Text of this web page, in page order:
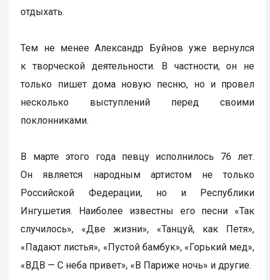
отдыхать.
Тем не менее Александр Буйнов уже вернулся
к творческой деятельности. В частности, он не
только пишет дома новую песню, но и провел
несколько выступлений перед своими
поклонниками.
В марте этого года певцу исполнилось 76 лет.
Он является народным артистом не только
Российской Федерации, но и Республики
Ингушетия. Наиболее известны его песни «Так
случилось», «Две жизни», «Танцуй, как Петя»,
«Падают листья», «Пустой бамбук», «Горький мед»,
«ВДВ — С неба привет», «В Париже ночь» и другие.